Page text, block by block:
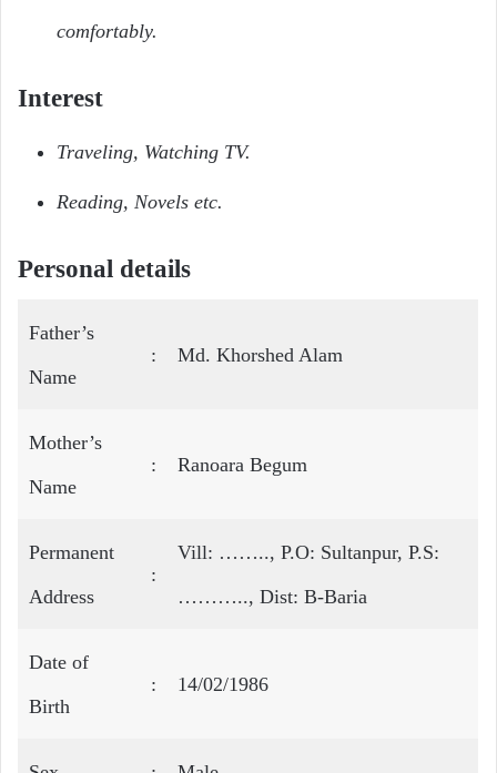
comfortably.
Interest
Traveling, Watching TV.
Reading, Novels etc.
Personal details
Father’s
Name
: Md. Khorshed Alam
Mother’s
Name
: Ranoara Begum
Permanent
Address
:
Vill: …….., P.O: Sultanpur, P.S:
……….., Dist: B-Baria
Date of
Birth
: 14/02/1986